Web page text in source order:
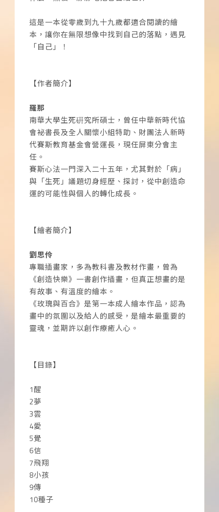
這是一本從零歲到九十九歲都適合閱讀的繪
本，讓你在無限想像中找到自己的落點，遇見
「自己」！
【作者簡介】
羅那
南華大學生死硏究所碩士，曾任中華新時代協
會袐書長及全人關懷小組特助、財團法人新時
代賽斯教育基金會營運長，現任屏東分會主
任。
賽斯心法一門深入二十五年，尤其對於「病」
與「生死」議題切身經歷、探討，從中創造命
運的可能性與個人的轉化成長。
【繪者簡介】
劉思伶
專職插畫家，多為教科書及教材作畫，曾為
《創造快樂》一書創作插畫，但真正想畫的是
有故事、有溫度的繪本。
《玫瑰與百合》是第一本成人繪本作品，認為
畫中的氛圍以及給人的感受，是繪本最重要的
靈魂，並期許以創作療癒人心。
【目錄】
1醒
2夢
3雲
4愛
5覺
6信
7飛翔
8小孩
9傳
10種子